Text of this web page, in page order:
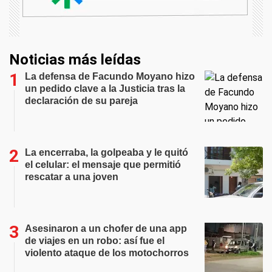
Noticias más leídas
La defensa de Facundo Moyano hizo
un pedido clave a la Justicia tras la
declaración de su pareja
La encerraba, la golpeaba y le quitó
el celular: el mensaje que permitió
rescatar a una joven
Asesinaron a un chofer de una app
de viajes en un robo: así fue el
violento ataque de los motochorros